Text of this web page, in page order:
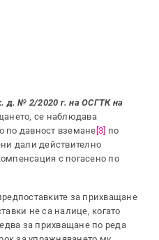
д. № 2/2020 г. на ОСГТК на
се наблюдава
по давност вземане [3] по
дали действително
с погасено по
за прихващане
не са налице, когато
за прихващане по реда